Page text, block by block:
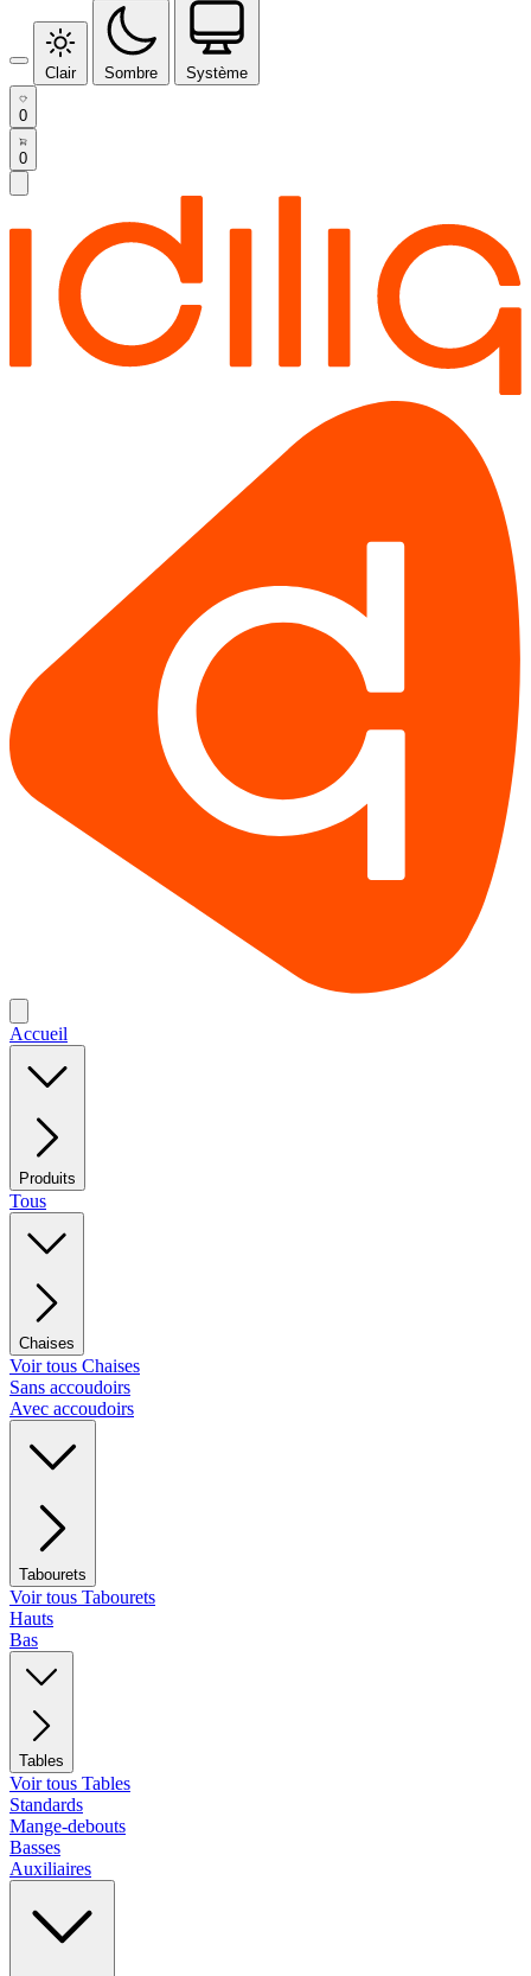
Clair Sombre Système
0
0
Accueil
Produits
Tous
Chaises
Voir tous Chaises
Sans accoudoirs
Avec accoudoirs
Tabourets
Voir tous Tabourets
Hauts
Bas
Tables
Voir tous Tables
Standards
Mange-debouts
Basses
Auxiliaires